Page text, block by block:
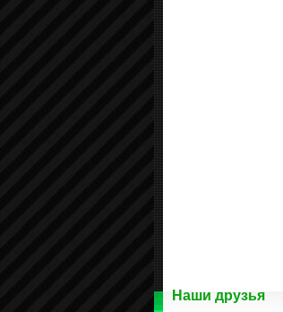
Наши друзья